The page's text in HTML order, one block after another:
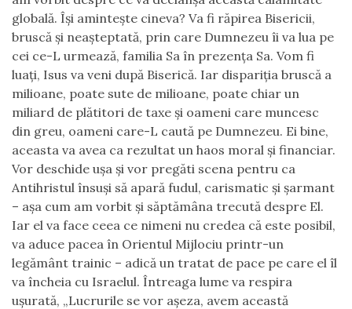
globală. Își amintește cineva? Va fi răpirea Bisericii,
bruscă și neașteptată, prin care Dumnezeu îi va lua pe
cei ce-L urmează, familia Sa în prezența Sa. Vom fi
luați, Isus va veni după Biserică. Iar dispariția bruscă a
milioane, poate sute de milioane, poate chiar un
miliard de plătitori de taxe și oameni care muncesc
din greu, oameni care-L caută pe Dumnezeu. Ei bine,
aceasta va avea ca rezultat un haos moral și financiar.
Vor deschide ușa și vor pregăti scena pentru ca
Antihristul însuși să apară fudul, carismatic și șarmant
– așa cum am vorbit și săptămâna trecută despre El.
Iar el va face ceea ce nimeni nu credea că este posibil,
va aduce pacea în Orientul Mijlociu printr-un
legământ trainic – adică un tratat de pace pe care el îl
va încheia cu Israelul. Întreaga lume va respira
ușurată, „Lucrurile se vor așeza, avem această